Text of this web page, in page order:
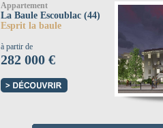
Appartement
La Baule Escoublac (44)
Esprit la baule
à partir de
282 000 €